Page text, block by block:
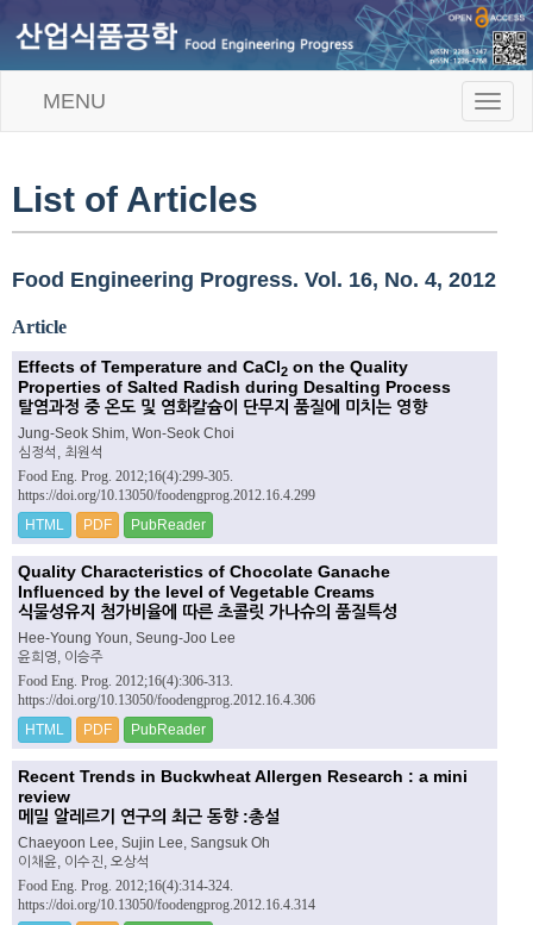
T
o
n
v
MENU
List of Articles
Food Engineering Progress. Vol. 16, No. 4, 2012
Article
Effects of Temperature and CaCl2 on the Quality
Properties of Salted Radish during Desalting Process
탈염과정 중 온도 및 염화칼슘이 단무지 품질에 미치는 영향
Jung-Seok Shim, Won-Seok Choi
심정석, 최원석
Food Eng. Prog. 2012;16(4):299-305.
https://doi.org/10.13050/foodengprog.2012.16.4.299
HTML PDF PubReader
Quality Characteristics of Chocolate Ganache
Influenced by the level of Vegetable Creams
식물성유지 첨가비율에 따른 초콜릿 가나슈의 품질특성
Hee-Young Youn, Seung-Joo Lee
윤희영, 이승주
Food Eng. Prog. 2012;16(4):306-313.
https://doi.org/10.13050/foodengprog.2012.16.4.306
HTML PDF PubReader
Recent Trends in Buckwheat Allergen Research : a mini
review
메밀 알레르기 연구의 최근 동향 :총설
Chaeyoon Lee, Sujin Lee, Sangsuk Oh
이채윤, 이수진, 오상석
Food Eng. Prog. 2012;16(4):314-324.
https://doi.org/10.13050/foodengprog.2012.16.4.314